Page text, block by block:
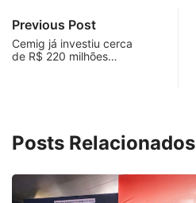
Previous Post
Cemig já investiu cerca
de R$ 220 milhões…
Posts Relacionados